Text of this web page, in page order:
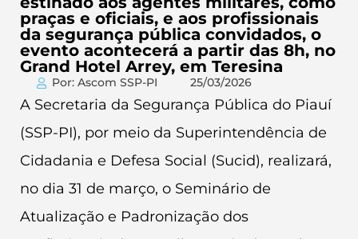
praças e oficiais, e aos profissionais
da segurança pública convidados, o
evento acontecerá a partir das 8h, no
Grand Hotel Arrey, em Teresina
Por: Ascom SSP-PI 25/03/2026
A Secretaria da Segurança Pública do Piauí
(SSP-PI), por meio da Superintendência de
Cidadania e Defesa Social (Sucid), realizará,
no dia 31 de março, o Seminário de
Atualização e Padronização dos